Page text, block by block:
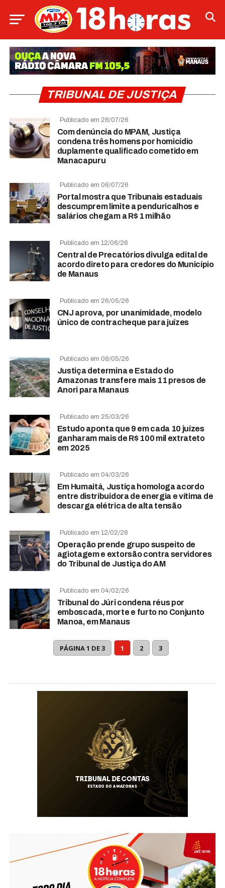
TRIBUNAL DE JUSTIÇA
Publicado em 28/07/26
Com denúncia do MPAM, Justiça
condena três homens por homicídio
duplamente qualificado cometido em
Manacapuru
Publicado em 06/07/26
Portal mostra que Tribunais estaduais
descumprem limite a penduricalhos e
salários chegam a R$ 1 milhão
Publicado em 12/06/26
Central de Precatórios divulga edital de
acordo direto para credores do Município
de Manaus
Publicado em 26/05/26
CNJ aprova, por unanimidade, modelo
único de contracheque para juízes
Publicado em 08/05/26
Justiça determina e Estado do
Amazonas transfere mais 11 presos de
Anori para Manaus
Publicado em 25/03/26
Estudo aponta que 9 em cada 10 juízes
ganharam mais de R$ 100 mil extrateto
em 2025
Publicado em 04/03/26
Em Humaitá, Justiça homologa acordo
entre distribuidora de energia e vítima de
descarga elétrica de alta tensão
Publicado em 12/02/26
Operação prende grupo suspeito de
agiotagem e extorsão contra servidores
do Tribunal de Justiça do AM
Publicado em 04/02/26
Tribunal do Júri condena réus por
emboscada, morte e furto no Conjunto
Manoa, em Manaus
PÁGINA 1 DE 3 1 2 3